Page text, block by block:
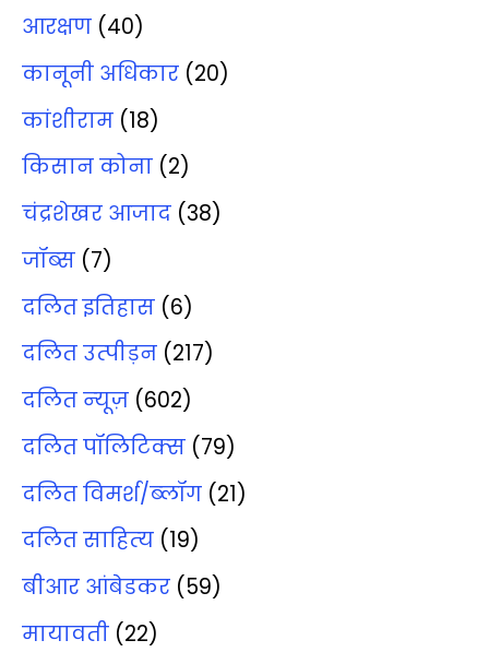
आरक्षण (40)
कानूनी अधिकार (20)
कांशीराम (18)
किसान कोना (2)
चंद्रशेखर आजाद (38)
जॉब्‍स (7)
दलित इतिहास (6)
दलित उत्‍पीड़न (217)
दलित न्‍यूज़ (602)
दलित पॉलिटिक्‍स (79)
दलित विमर्श/ब्‍लॉग (21)
दलित साहित्‍य (19)
बीआर आंबेडकर (59)
मायावती (22)